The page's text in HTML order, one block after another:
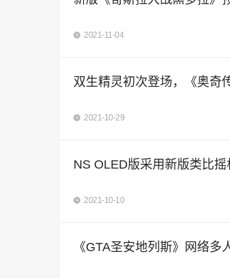
2021-11-04
双生精灵初次登场，《奥奇
2021-10-29
NS OLED版采用新版类比
2021-10-10
《GTA圣安地列斯》网络多